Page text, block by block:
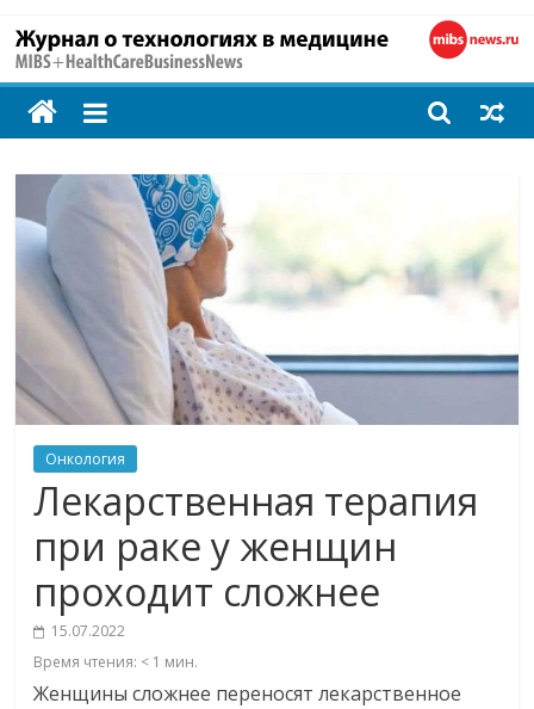
MIBS
+
Технологии
на
страже
здоровья
Онкология
Лекарственная терапия
при раке у женщин
проходит сложнее
15.07.2022
Время чтения: < 1 мин.
Женщины сложнее переносят лекарственное